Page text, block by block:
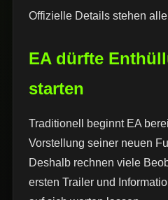
Offizielle Details stehen
EA dürfte
starten
Traditionell beginnt EA
Vorstellung seiner neuen
Deshalb rechnen viele
ersten Trailer und